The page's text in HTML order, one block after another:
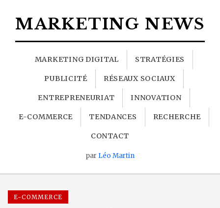
MARKETING NEWS
MARKETING DIGITAL STRATÉGIES
PUBLICITÉ RÉSEAUX SOCIAUX
ENTREPRENEURIAT INNOVATION
E-COMMERCE TENDANCES RECHERCHE
CONTACT
par Léo Martin
E-COMMERCE